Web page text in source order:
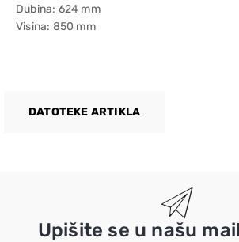
Dubina: 624 mm
Visina: 850 mm
DATOTEKE ARTIKLA
Upišite se u našu